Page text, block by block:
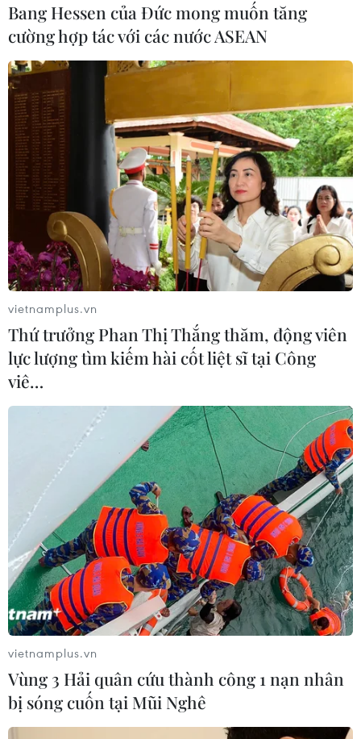
Tác phẩm được các chuyên gia đánh giá là di sản đô thị quý,
gắn với kỳ ức của nhiều người dân Hà Nội. (Ảnh: Lâm
Bức tranh phản ánh trình độ thi công và công nghệ vật liệu giai
(TTXVN/Vietnam+)
#Trường Sinh #Tranh ghép gốm
#Phù điêu
Bang Hessen của Đức mong muốn tăng
cường hợp tác với các nước ASEAN
vietnamplus.vn
Thứ trưởng Phan Thị Thắng thăm, động viên
lực lượng tìm kiếm hài cốt liệt sĩ tại Công
viê…
vietnamplus.vn
Vùng 3 Hải quân cứu thành công 1 nạn nhân
bị sóng cuốn tại Mũi Nghê